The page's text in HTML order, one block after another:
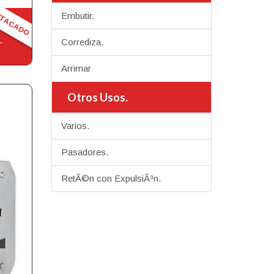
Embutir.
Corrediza.
Arrimar
Otros Usos.
Varios.
Pasadores.
RetÃ©n con ExpulsiÃ³n.